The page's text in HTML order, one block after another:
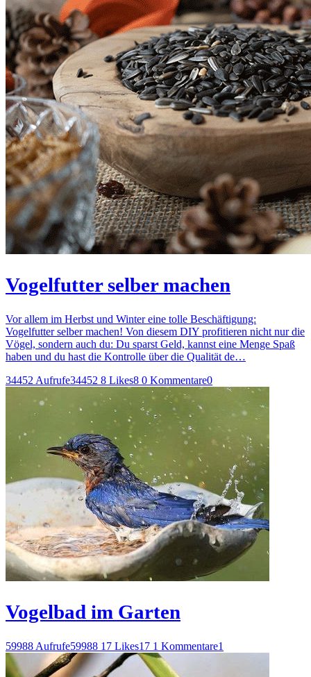
Vogelfutter selber machen
Vor allem im Herbst und Winter eine tolle Beschäftigung:
Vogelfutter selber machen! Von diesem DIY profitieren nicht nur die
Vögel, sondern auch du: Du sparst Geld, kannst eine Menge Spaß
haben und du hast die Kontrolle über die Qualität de…
34452 Aufrufe34452 8 Likes8 0 Kommentare0
Vogelbad im Garten
59988 Aufrufe59988 17 Likes17 1 Kommentare1